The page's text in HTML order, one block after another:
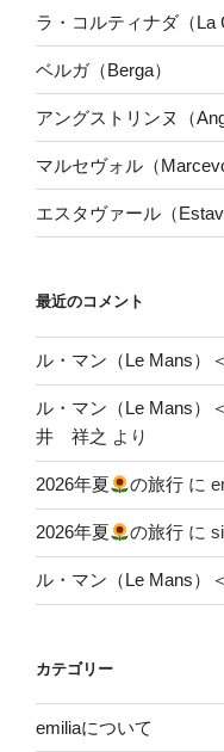
ラ・コルティナダ（La
ベルガ（Berga）
アングストリンヌ（
マルセヴォル（
エスタヴァール（
最近のコメント
ル・マン（Le Mans）
ル・マン（Le Mans）
井 祥之 より
2026年夏 の旅行 に
2026年夏 の旅行 に
ル・マン（Le Mans）
カテゴリー
emiliaについて